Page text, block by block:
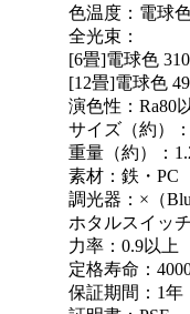
色温度：電球
全光束：
[6畳]電球色
[12畳]電球色
演色性：Ra80
サイズ（約）
重量（約）：
素材：鉄・PC
調光器：×（
ホタルスイッ
力率：0.9以上
定格寿命：
保証期間：1年